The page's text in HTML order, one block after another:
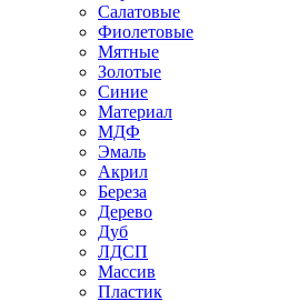
Салатовые
Фиолетовые
Мятные
Золотые
Синие
Материал
МДФ
Эмаль
Акрил
Береза
Дерево
Дуб
ЛДСП
Массив
Пластик